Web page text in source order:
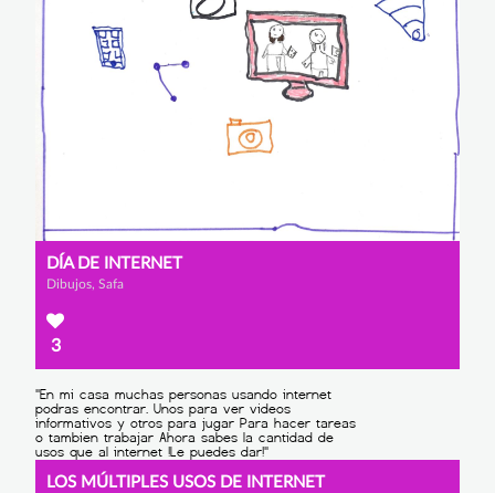
DÍA DE INTERNET
Dibujos, Safa
3
LOS MÚLTIPLES USOS DE INTERNET